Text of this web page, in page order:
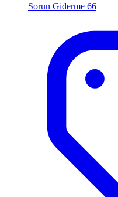
Sorun Giderme 66